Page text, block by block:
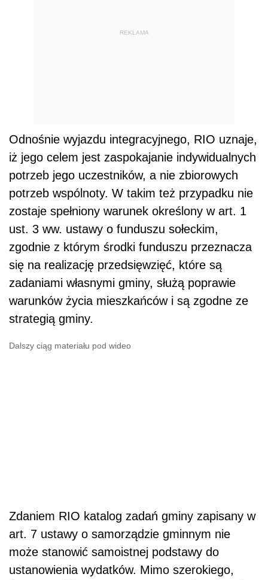
REKLAMA
Odnośnie wyjazdu integracyjnego, RIO uznaje,
iż jego celem jest zaspokajanie indywidualnych
potrzeb jego uczestników, a nie zbiorowych
potrzeb wspólnoty. W takim też przypadku nie
zostaje spełniony warunek określony w art. 1
ust. 3 ww. ustawy o funduszu sołeckim,
zgodnie z którym środki funduszu przeznacza
się na realizację przedsięwzięć, które są
zadaniami własnymi gminy, służą poprawie
warunków życia mieszkańców i są zgodne ze
strategią gminy.
Dalszy ciąg materiału pod wideo
Zdaniem RIO katalog zadań gminy zapisany w
art. 7 ustawy o samorządzie gminnym nie
może stanowić samoistnej podstawy do
ustanowienia wydatków. Mimo szerokiego,